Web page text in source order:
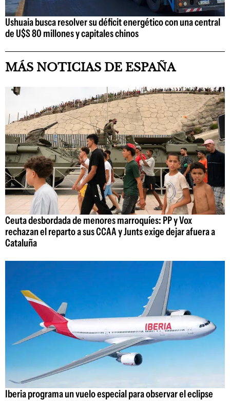
Ushuaia busca resolver su déficit energético con una central
de U$S 80 millones y capitales chinos
MÁS NOTICIAS DE ESPAÑA
Ceuta desbordada de menores marroquíes: PP y Vox
rechazan el reparto a sus CCAA y Junts exige dejar afuera a
Cataluña
Iberia programa un vuelo especial para observar el eclipse